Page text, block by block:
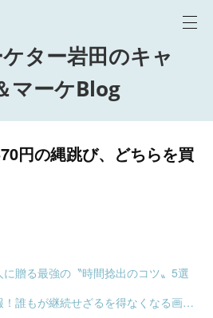
ター岩田のキャ
マーケBlog
円の縄跳び、どちらを買
に贈る最強の〝時間捻出のコツ〟5選
『継続』が苦手な人に朗報！誰もが継続せざるを得なくなる画期的な〝裏ワザ〟